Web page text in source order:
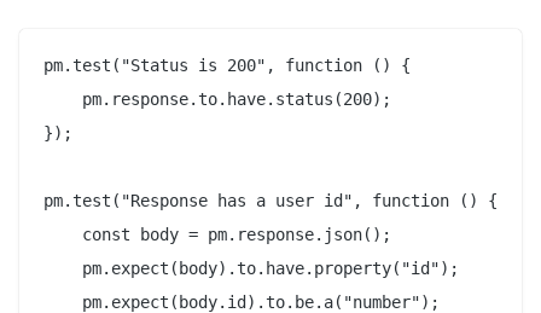
pm.test("Status is 200", function () {
    pm.response.to.have.status(200);
});
pm.test("Response has a user id", function () {
    const body = pm.response.json();
    pm.expect(body).to.have.property("id");
    pm.expect(body.id).to.be.a("number");